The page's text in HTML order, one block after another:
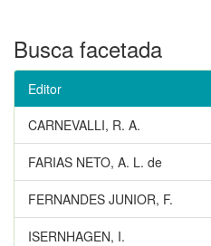
Busca facetada
Editor
CARNEVALLI, R. A.
FARIAS NETO, A. L. de
FERNANDES JUNIOR, F.
ISERNHAGEN, I.